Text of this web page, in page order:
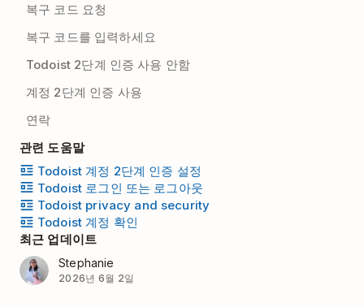
복구 코드 요청
복구 코드를 입력하세요
Todoist 2단계 인증 사용 안함
계정 2단계 인증 사용
연락
관련 도움말
Todoist 계정 2단계 인증 설정
Todoist 로그인 또는 로그아웃
Todoist privacy and security
Todoist 계정 확인
최근 업데이트
Stephanie
2026년 6월 2일